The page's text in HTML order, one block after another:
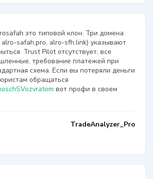
это типовой клон. Три домена
alro-safah.pro, alro-sfh.link) указывают
Trust Pilot отсутствует, все
требование платежей при
схема. Если вы потеряли деньги
обращаться
вот профи в своем
TradeAnalyzer_Pro